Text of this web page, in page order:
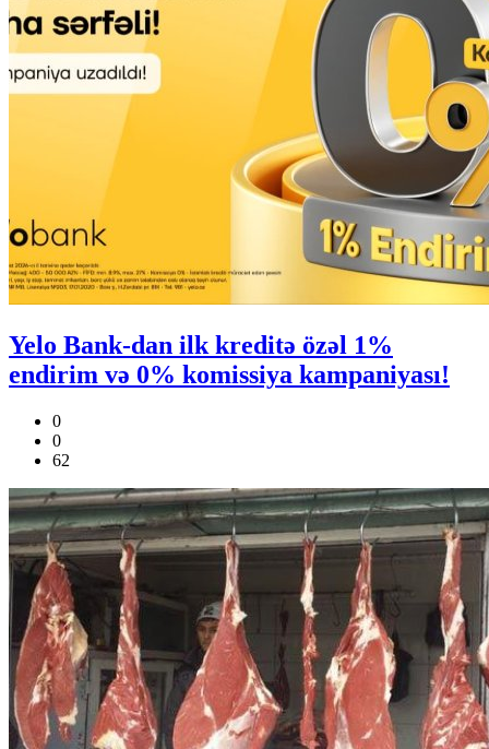
Yelo Bank-dan ilk kreditə özəl 1%
endirim və 0% komissiya kampaniyası!
0
0
62